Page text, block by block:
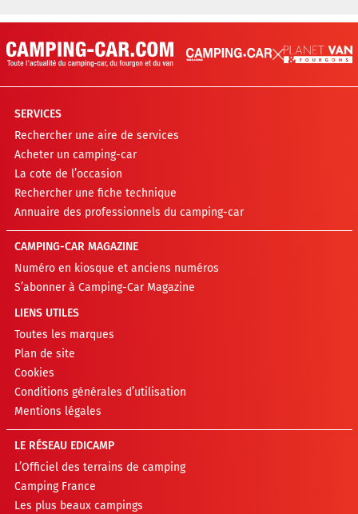
SERVICES
Rechercher une aire de services
Acheter un camping-car
La cote de l’occasion
Rechercher une fiche technique
Annuaire des professionnels du camping-car
CAMPING-CAR MAGAZINE
Numéro en kiosque et anciens numéros
S’abonner à Camping-Car Magazine
LIENS UTILES
Toutes les marques
Plan de site
Cookies
Conditions générales d’utilisation
Mentions légales
LE RÉSEAU EDICAMP
L’Officiel des terrains de camping
Camping France
Les plus beaux campings